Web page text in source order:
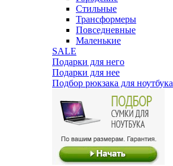
Стильные
Трансформеры
Повседневные
Маленькие
SALE
Подарки для него
Подарки для нее
Подбор рюкзака для ноутбука